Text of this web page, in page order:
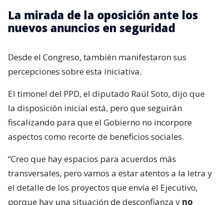
La mirada de la oposición ante los
nuevos anuncios en seguridad
Desde el Congreso, también manifestaron sus
percepciones sobre esta iniciativa.
El timonel del PPD, el diputado Raúl Soto, dijo que
la disposición inicial está, pero que seguirán
fiscalizando para que el Gobierno no incorpore
aspectos como recorte de beneficios sociales.
“Creo que hay espacios para acuerdos más
transversales, pero vamos a estar atentos a la letra y
el detalle de los proyectos que envía el Ejecutivo,
porque hay una situación de desconfianza y no